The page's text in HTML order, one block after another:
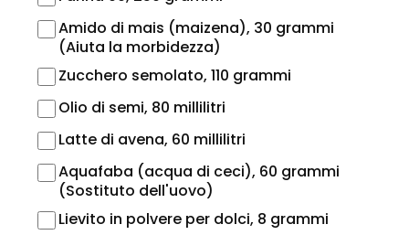
Amido di mais (maizena), 30 grammi
(Aiuta la morbidezza)
Zucchero semolato, 110 grammi
Olio di semi, 80 millilitri
Latte di avena, 60 millilitri
Aquafaba (acqua di ceci), 60 grammi
(Sostituto dell'uovo)
Lievito in polvere per dolci, 8 grammi